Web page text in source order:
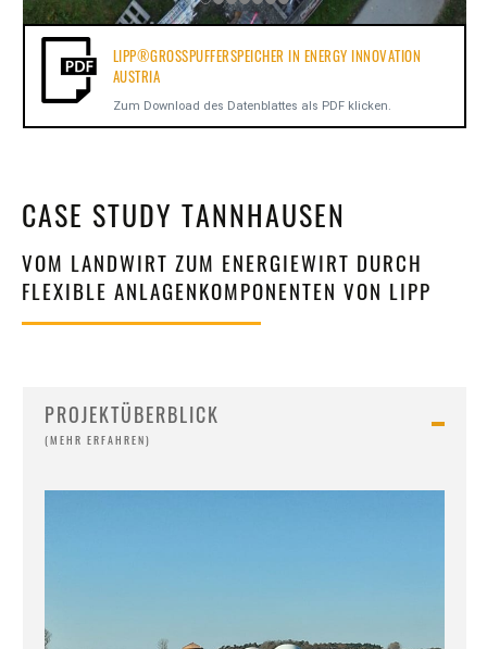
LIPP®GROSSPUFFERSPEICHER IN ENERGY INNOVATION A
USTRIA
Zum Download des Datenblattes als PDF klicken.
CASE STUDY TANNHAUSEN
VOM LANDWIRT ZUM ENERGIEWIRT DURCH
FLEXIBLE ANLAGENKOMPONENTEN VON LIPP
PROJEKTÜBERBLICK